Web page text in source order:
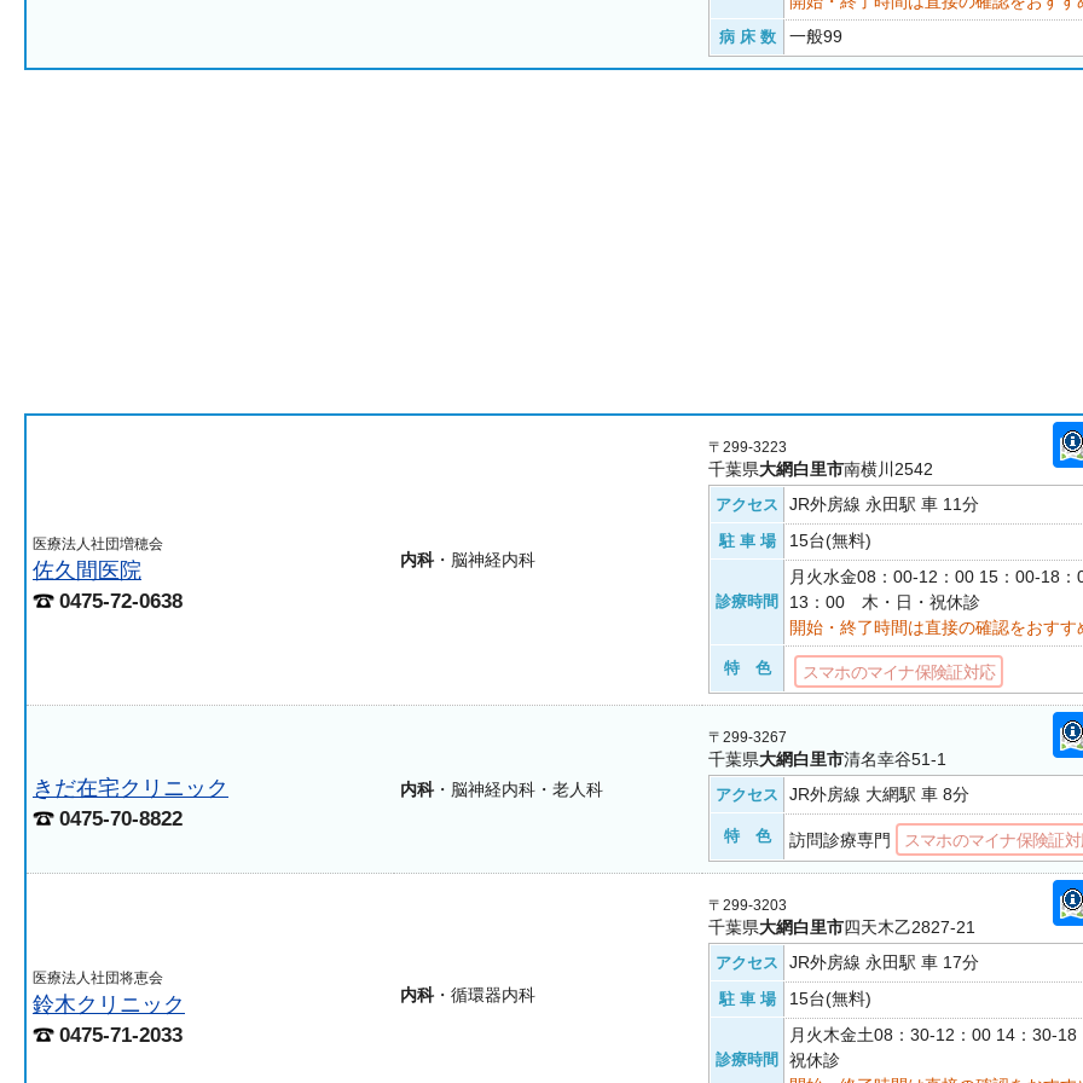
病 床 数 一般99
医療法人社団増穂会
佐久間医院
0475-72-0638
内科・脳神経内科
〒299-3223
千葉県大網白里市南横川2542
アクセス JR外房線 永田駅 車 11分
駐 車 場 15台(無料)
診療時間
月火水金08：00-12：00 15：00-18
13：00 木・日・祝休診
開始・終了時間は直接の確認をおすす
特 色 スマホのマイナ保険証対応
きだ在宅クリニック
0475-70-8822
内科・脳神経内科・老人科
〒299-3267
千葉県大網白里市清名幸谷51-1
アクセス JR外房線 大網駅 車 8分
特 色 訪問診療専門 スマホのマイナ保険証
医療法人社団将恵会
鈴木クリニック
0475-71-2033
内科・循環器内科
〒299-3203
千葉県大網白里市四天木乙2827-21
アクセス JR外房線 永田駅 車 17分
駐 車 場 15台(無料)
診療時間
月火木金土08：30-12：00 14：30-
祝休診